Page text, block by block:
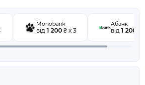
Monobank
від 1 200₴ x 3
Абанк
від 1 200